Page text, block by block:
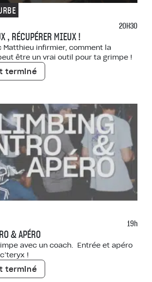
20H30
, RÉCUPÉRER MIEUX !
Matthieu infirmier, comment la
être un vrai outil pour ta grimpe !
terminé
19h
& APÉRO
avec un coach. Entrée et apéro
!
terminé